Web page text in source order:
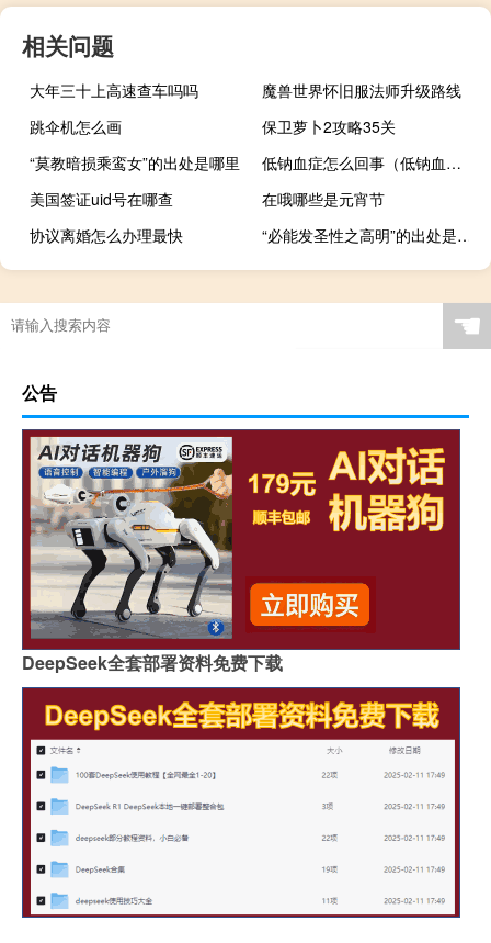
相关问题
大年三十上高速查车吗吗
魔兽世界怀旧服法师升级路线
跳伞机怎么画
保卫萝卜2攻略35关
“莫教暗损乘鸾女”的出处是哪里
低钠血症怎么回事（低钠血症什么病）
美国签证uid号在哪查
在哦哪些是元宵节
协议离婚怎么办理最快
“必能发圣性之高明”的出处是哪里
☚
公告
DeepSeek全套部署资料免费下载